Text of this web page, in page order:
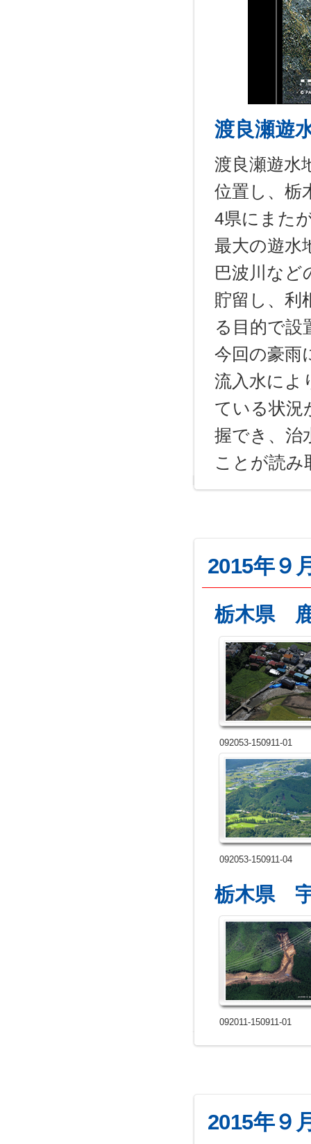
渡良瀬遊
渡良瀬遊水
位置し、栃
4県にまた
最大の遊水
巴波川など
貯留し、利
る目的で設
今回の豪雨
流入水によ
ている状況
握でき、治
ことが読み
2015年９
栃木県
092053-150911-01
092053-150911-04
栃木県
092011-150911-01
2015年９